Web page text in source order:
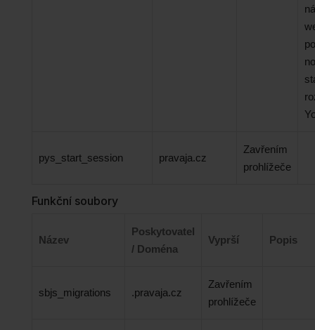
pys_start_session pravaja.cz
Zavřením
prohlížeče
Funkční soubory
Název
Poskytovatel
/ Doména
Vyprší Popis
sbjs_migrations .pravaja.cz
Zavřením
prohlížeče